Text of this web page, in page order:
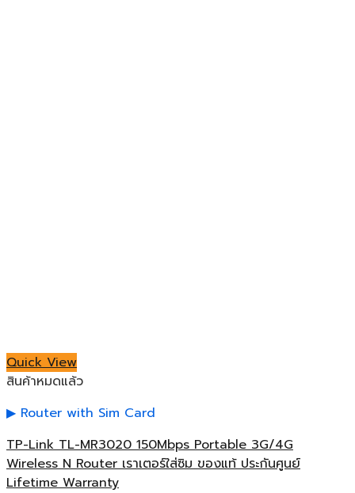
Quick View
สินค้าหมดแล้ว
Router with Sim Card
TP-Link TL-MR3020 150Mbps Portable 3G/4G
Wireless N Router เราเตอร์ใส่ซิม ของแท้ ประกันศูนย์
Lifetime Warranty